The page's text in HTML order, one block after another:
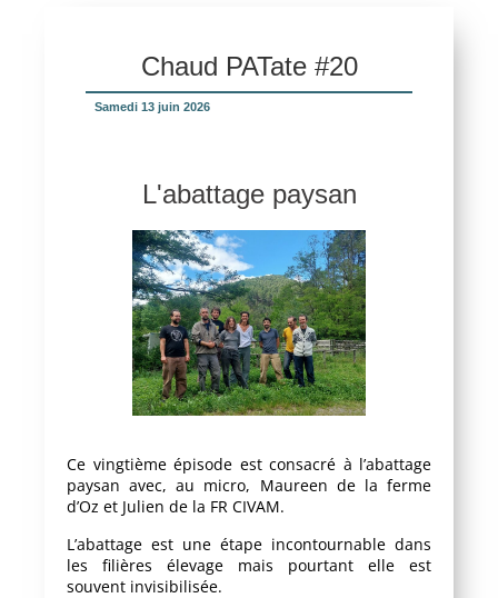
Chaud PATate #20
Samedi 13 juin 2026
L'abattage paysan
Ce vingtième épisode est consacré à l’abattage
paysan avec, au micro, Maureen de la ferme
d’Oz et Julien de la FR CIVAM.
L’abattage est une étape incontournable dans
les filières élevage mais pourtant elle est
souvent invisibilisée.